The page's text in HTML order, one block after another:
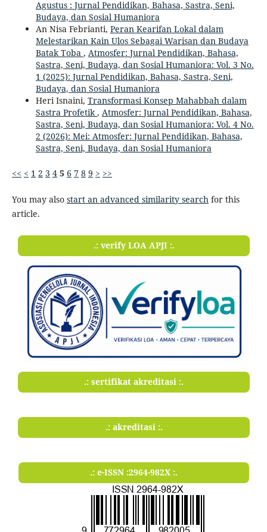
Agustus : Jurnal Pendidikan, Bahasa, Sastra, Seni,
Budaya, dan Sosial Humaniora
An Nisa Febrianti, Peran Kearifan Lokal dalam
Melestarikan Kain Ulos Sebagai Warisan dan Budaya
Batak Toba , Atmosfer: Jurnal Pendidikan, Bahasa,
Sastra, Seni, Budaya, dan Sosial Humaniora: Vol. 3 No.
1 (2025): Jurnal Pendidikan, Bahasa, Sastra, Seni,
Budaya, dan Sosial Humaniora
Heri Isnaini, Transformasi Konsep Mahabbah dalam
Sastra Profetik, Atmosfer: Jurnal Pendidikan, Bahasa,
Sastra, Seni, Budaya, dan Sosial Humaniora: Vol. 4 No.
2 (2026): Mei: Atmosfer: Jurnal Pendidikan, Bahasa,
Sastra, Seni, Budaya, dan Sosial Humaniora
<< < 1 2 3 4 5 6 7 8 9 > >>
You may also start an advanced similarity searchfor this
article.
.: verify LOA APJI :.
.: sertifikat akreditasi :.
.: akreditasi :.
.: e-ISSN :2964-982X :.